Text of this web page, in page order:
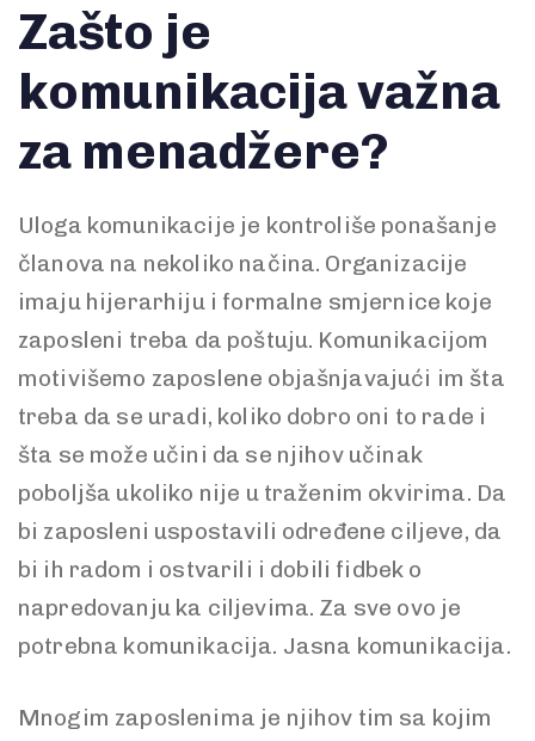
Zašto je
komunikacija važna
za menadžere?
Uloga komunikacije je kontroliše ponašanje
članova na nekoliko načina. Organizacije
imaju hijerarhiju i formalne smjernice koje
zaposleni treba da poštuju. Komunikacijom
motivišemo zaposlene objašnjavajući im šta
treba da se uradi, koliko dobro oni to rade i
šta se može učini da se njihov učinak
poboljša ukoliko nije u traženim okvirima. Da
bi zaposleni uspostavili određene ciljeve, da
bi ih radom i ostvarili i dobili fidbek o
napredovanju ka ciljevima. Za sve ovo je
potrebna komunikacija. Jasna komunikacija.
Mnogim zaposlenima je njihov tim sa kojim